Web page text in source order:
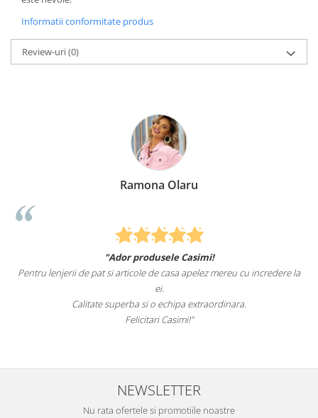
Informatii conformitate produs
Review-uri(0)
Ramona Olaru
"Ador produsele Casimi!
Pentru lenjerii de pat si articole de casa apelez mereu cu incredere la
ei.
Calitate superba si o echipa extraordinara.
Felicitari Casimi!"
NEWSLETTER
Nu rata ofertele si promotiile noastre